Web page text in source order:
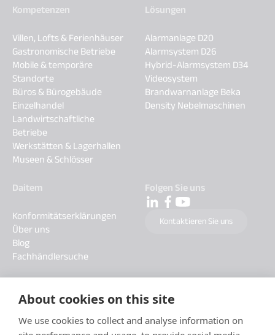
About cookies on this site
We use cookies to collect and analyse information on
Kompetenzen
Villen, Lofts & Ferienhäuser
Gastronomische Betriebe
Mobile & temporäre
Standorte
Büros & Bürogebäude
Einzelhandel
Landwirtschaftliche
Betriebe
Werkstätten & Lagerhallen
Museen & Schlösser
Lösungen
Alarmanlage D20
Alarmsystem D26
Hybrid-Alarmsystem D34
Videosystem
Brandwarnanlage Beka
Density Nebelmaschinen
Daitem
Konformitätserklärungen
Über uns
Blog
Fachhändlersuche
Folgen Sie uns
Kontaktieren Sie uns